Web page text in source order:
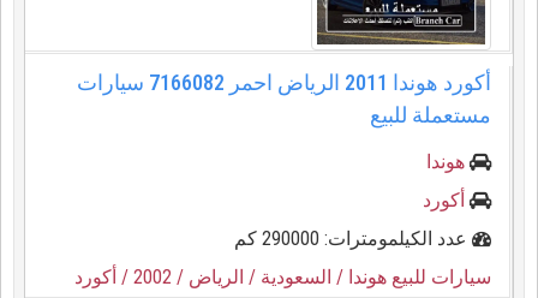
أكورد هوندا 2011 الرياض احمر 7166082 سيارات
مستعملة للبيع
هوندا
أكورد
عدد الكيلمومترات: 290000 كم
سيارات للبيع هوندا / السعودية / الرياض / 2002
/ أكورد